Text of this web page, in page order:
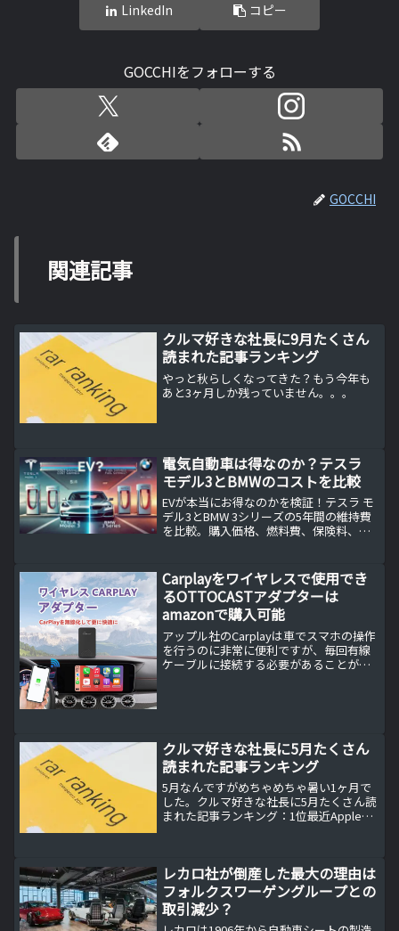
LinkedIn コピー
GOCCHIをフォローする
GOCCHI
関連記事
クルマ好きな社長に9月たくさん
読まれた記事ランキング
やっと秋らしくなってきた？もう今年も
あと3ヶ月しか残っていません。。。
電気自動車は得なのか？テスラ
モデル3とBMWのコストを比較
EVが本当にお得なのかを検証！テスラ モ
デル3とBMW 3シリーズの5年間の維持費
を比較。購入価格、燃料費、保険料、メ
Carplayをワイヤレスで使用でき
るOTTOCASTアダプターは
amazonで購入可能
アップル社のCarplayは車でスマホの操作
を行うのに非常に便利ですが、毎回有線
ケーブルに接続する必要があることがネ
クルマ好きな社長に5月たくさん
読まれた記事ランキング
5月なんですがめちゃめちゃ暑い1ヶ月で
した。クルマ好きな社長に5月たくさん読
まれた記事ランキング：1位最近Apple
レカロ社が倒産した最大の理由は
フォルクスワーゲングループとの
取引減少？